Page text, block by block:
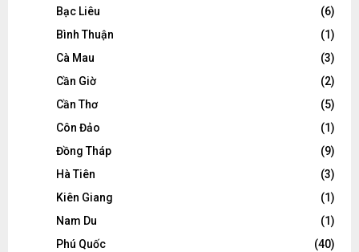
Bạc Liêu
(6)
Bình Thuận
(1)
Cà Mau
(3)
Cần Giờ
(2)
Cần Thơ
(5)
Côn Đảo
(1)
Đồng Tháp
(9)
Hà Tiên
(3)
Kiên Giang
(1)
Nam Du
(1)
Phú Quốc
(40)